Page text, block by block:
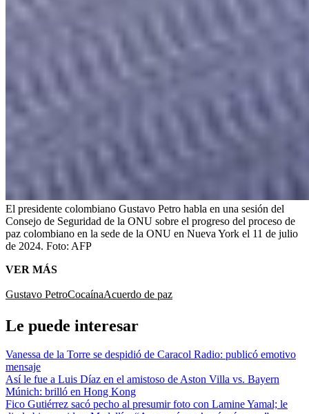
El presidente colombiano Gustavo Petro habla en una sesión del
Consejo de Seguridad de la ONU sobre el progreso del proceso de
paz colombiano en la sede de la ONU en Nueva York el 11 de julio
de 2024. Foto: AFP
VER MÁS
Gustavo PetroCocaínaAcuerdo de paz
Le puede interesar
Vanessa de la Torre se despidió de Caracol Radio: publicó emotivo
mensaje
Así le fue a Luis Díaz en el amistoso de Aston Villa vs. Bayern
Múnich: brilló en Hong Kong
Fico Gutiérrez sacó pecho al presumir foto con Lamine Yamal; le